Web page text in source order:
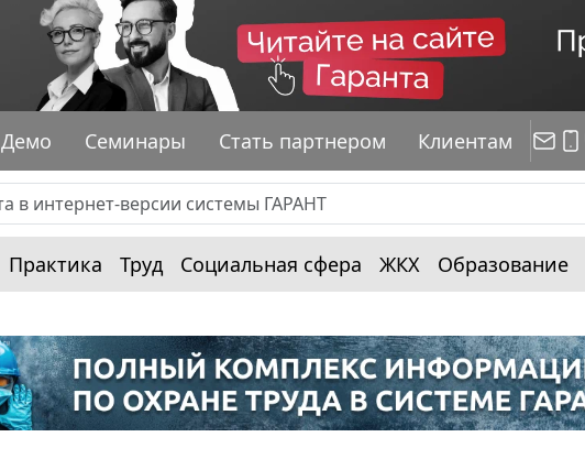
Демо Семинары Стать партнером Клиентам
Практика Труд Социальная сфера ЖКХ Образование